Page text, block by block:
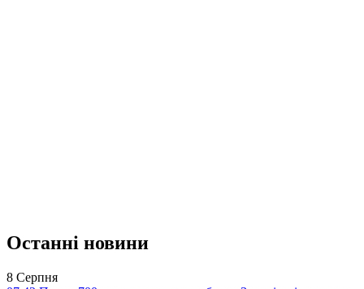
Останні новини
8 Серпня